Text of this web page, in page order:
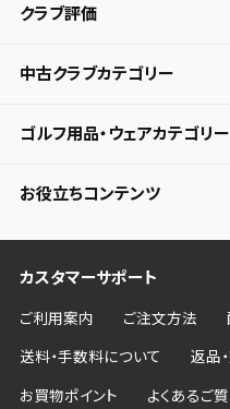
クラブ評価
中古クラブカテゴリー
ゴルフ用品・ウェアカテゴリー
お役立ちコンテンツ
カスタマーサポート
ご利用案内 ご注文方法
送料・手数料について 返品
お買物ポイント よくあるご